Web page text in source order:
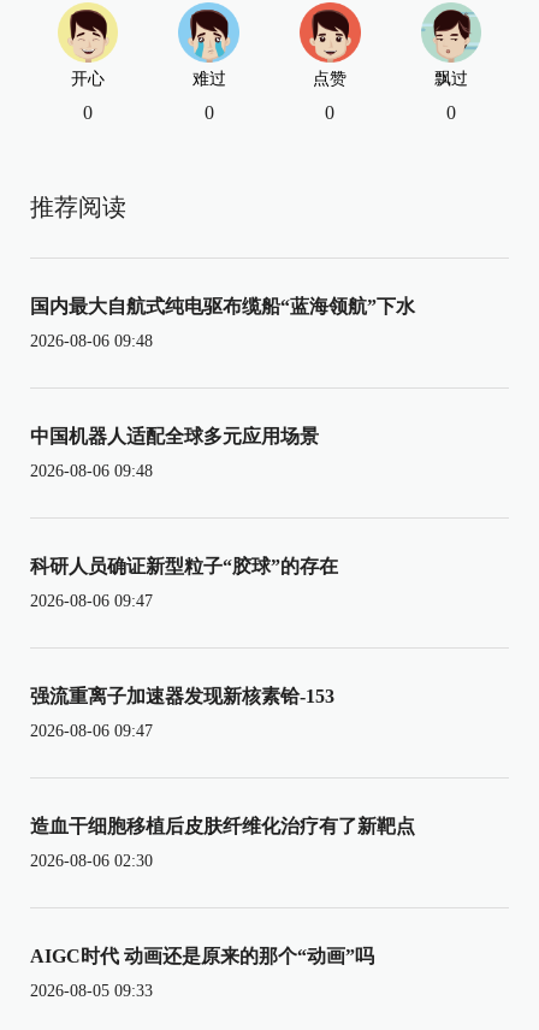
开心
0
难过
0
点赞
0
飘过
0
推荐阅读
国内最大自航式纯电驱布缆船“蓝海领航”下水
2026-08-06 09:48
中国机器人适配全球多元应用场景
2026-08-06 09:48
科研人员确证新型粒子“胶球”的存在
2026-08-06 09:47
强流重离子加速器发现新核素铪-153
2026-08-06 09:47
造血干细胞移植后皮肤纤维化治疗有了新靶点
2026-08-06 02:30
AIGC时代 动画还是原来的那个“动画”吗
2026-08-05 09:33